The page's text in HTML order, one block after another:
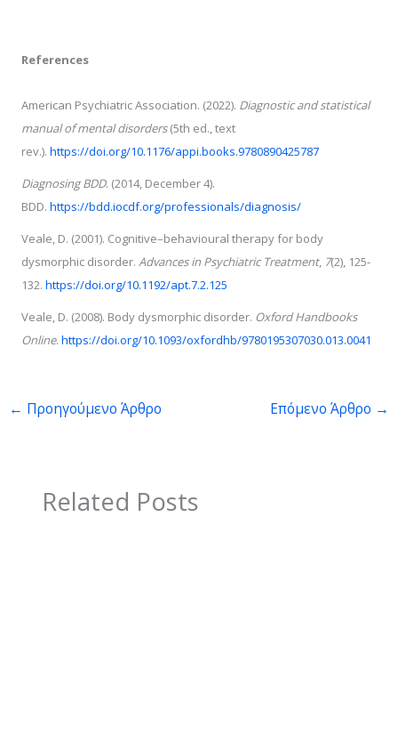
References
American Psychiatric Association. (2022). Diagnostic and statistical
manual of mental disorders(5th ed., text
rev.). https://doi.org/10.1176/appi.books.9780890425787
Diagnosing BDD. (2014, December 4).
BDD. https://bdd.iocdf.org/professionals/diagnosis/
Veale, D. (2001). Cognitive–behavioural therapy for body
dysmorphic disorder. Advances in Psychiatric Treatment, 7(2), 125-
132. https://doi.org/10.1192/apt.7.2.125
Veale, D. (2008). Body dysmorphic disorder. Oxford Handbooks
Online. https://doi.org/10.1093/oxfordhb/9780195307030.013.0041
← Προηγούμενο Άρθρο Επόμενο Άρθρο →
Related Posts